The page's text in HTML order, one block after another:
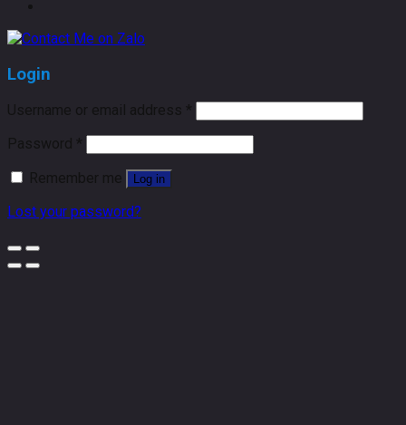
Login
Username or email address *
Password *
Remember me
Log in
Lost your password?